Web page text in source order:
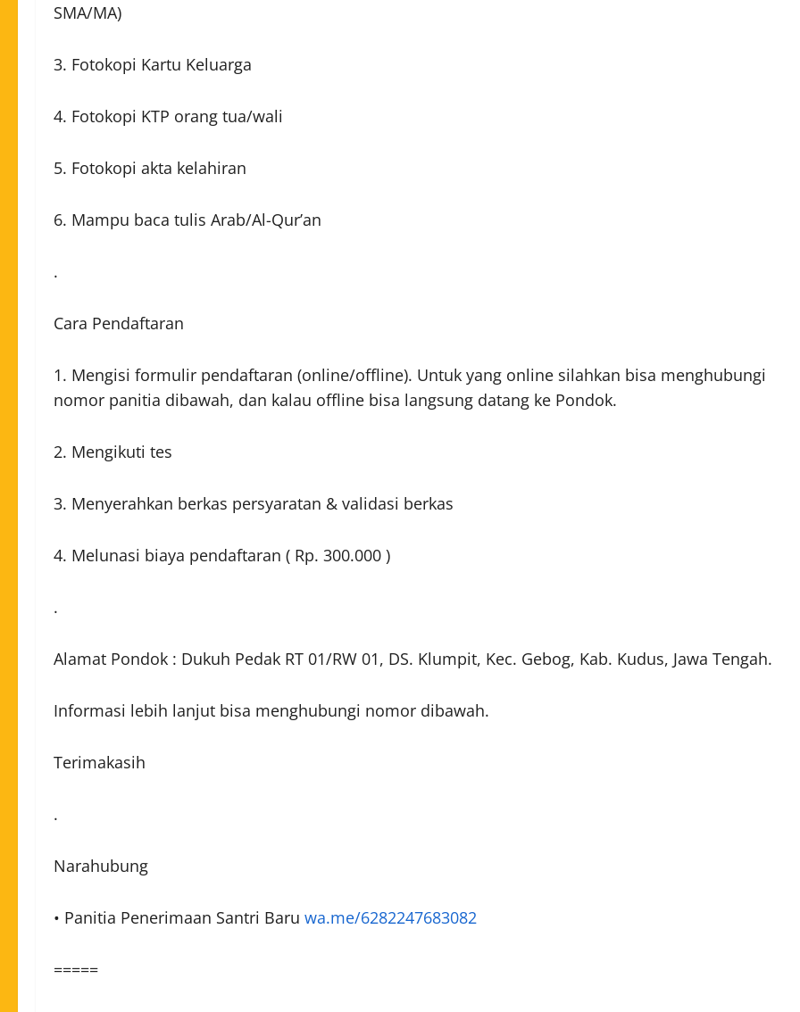
SMA/MA)
3. Fotokopi Kartu Keluarga
4. Fotokopi KTP orang tua/wali
5. Fotokopi akta kelahiran
6. Mampu baca tulis Arab/Al-Qur’an
.
Cara Pendaftaran
1. Mengisi formulir pendaftaran (online/offline). Untuk yang online silahkan bisa menghubungi
nomor panitia dibawah, dan kalau offline bisa langsung datang ke Pondok.
2. Mengikuti tes
3. Menyerahkan berkas persyaratan & validasi berkas
4. Melunasi biaya pendaftaran ( Rp. 300.000 )
.
Alamat Pondok : Dukuh Pedak RT 01/RW 01, DS. Klumpit, Kec. Gebog, Kab. Kudus, Jawa Tengah.
Informasi lebih lanjut bisa menghubungi nomor dibawah.
Terimakasih
.
Narahubung
• Panitia Penerimaan Santri Baru wa.me/6282247683082
=====